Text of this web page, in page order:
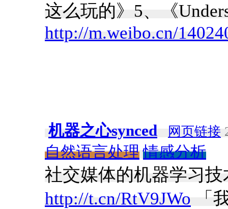
这么玩的》5、《
http://m.weibo.cn/
机器之心synced 网页链接
自然语言处理 情感分析
社交媒体的机器学习
http://t.cn/RtV9JWo 「